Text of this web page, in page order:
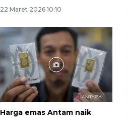
22 Maret 2026 10:10
Harga emas Antam naik